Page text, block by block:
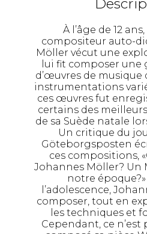
À l’âge de 12
compositeur auto-
Möller vécut une
lui fit composer
d’œuvres de
instrumentations
ces œuvres fut
certains des
de sa Suède natale
Un critique du
Göteborgsposten
ces compositions,
Johannes Möller? Un
notre
l’adolescence,
composer, tout en
les techniques et
Cependant, ce n’est